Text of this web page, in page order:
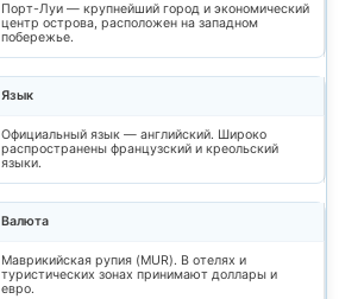
Порт-Луи — крупнейший город и экономический
центр острова, расположен на западном
побережье.
Язык
Официальный язык — английский. Широко
распространены французский и креольский
языки.
Валюта
Маврикийская рупия (MUR). В отелях и
туристических зонах принимают доллары и
евро.